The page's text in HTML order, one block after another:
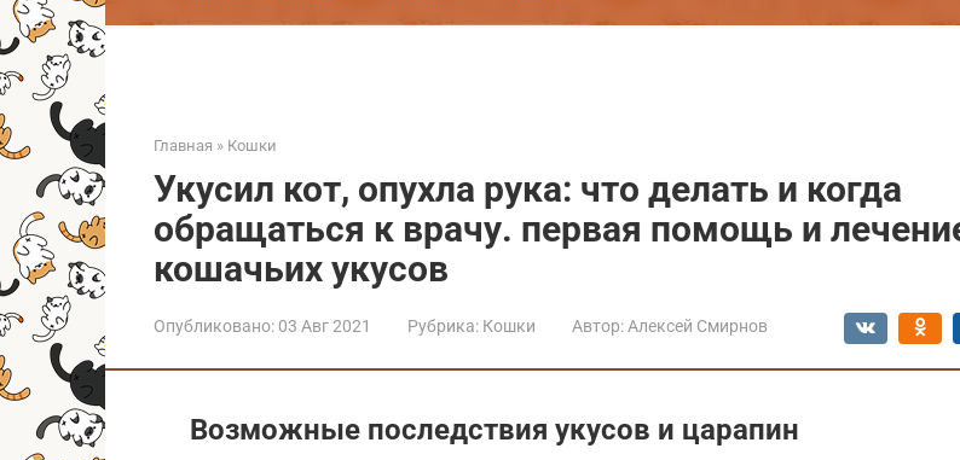
Главная » Кошки
Укусил кот, опухла рука: что делать и когда
обращаться к врачу. первая помощь и
кошачьих укусов
Опубликовано: 03 Авг 2021 Рубрика: Кошки Автор: Алексей Смирнов
Возможные последствия укусов и царапин